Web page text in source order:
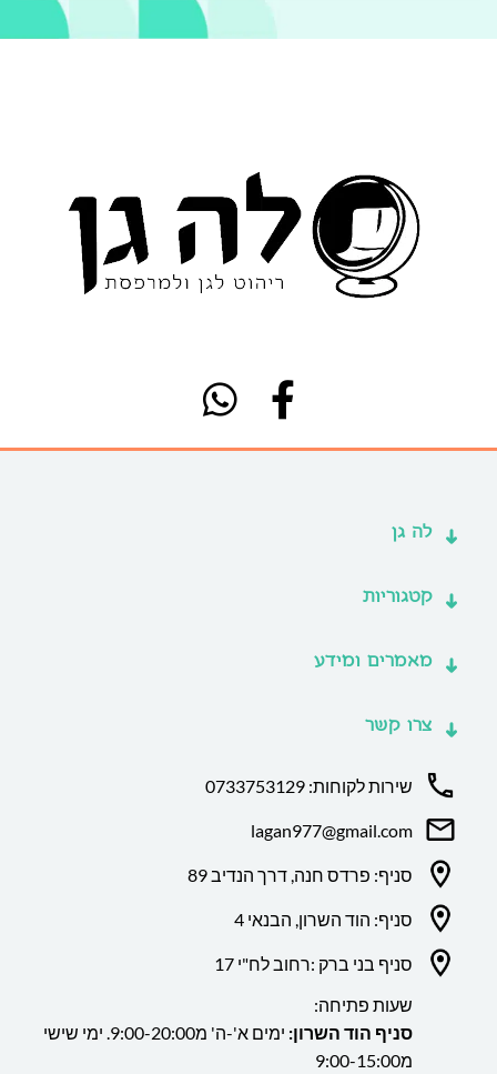
לה גן
קטגוריות
מאמרים ומידע
צרו קשר
שירות לקוחות: 0733753129
lagan977@gmail.com
סניף: פרדס חנה, דרך הנדיב 89
סניף: הוד השרון, הבנאי 4
סניף בני ברק :רחוב לח"י 17
שעות פתיחה:
סניף הוד השרון:
ימים א'-ה' מ9:00-20:00. ימי שישי
מ9:00-15:00